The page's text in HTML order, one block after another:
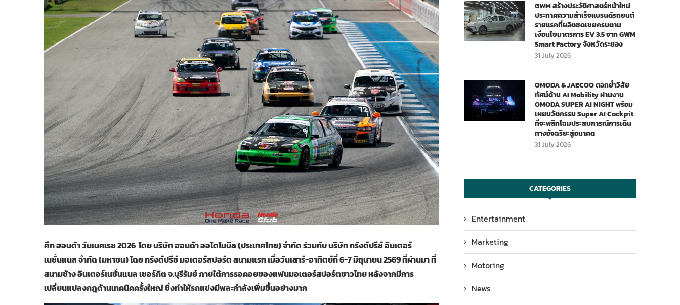
ศึก ฮอนด้า วันเมคเรซ 2026 โดย บริษัท ฮอนด้า ออโตโมบิล (ประเทศไทย) จำกัด ร่วมกับ บริษัท กรังด์ปรีซ์ อินเตอร์
เนชั่นแนล จำกัด (มหาชน) โดย กรังด์ปรีซ์ มอเตอร์สปอร์ต สนามแรก เมื่อวันเสาร์-อาทิตย์ที่ 6-7 มิถุนายน 2569 ที่ผ่านมา ที่
สนามช้าง อินเตอร์เนชั่นแนล เซอร์กิต จ.บุรีรัมย์ ภายใต้การรอคอยของแฟนมอเตอร์สปอร์ตชาวไทย หลังจากมีการ
เปลี่ยนแปลงกฎด้านเทคนิคครั้งใหญ่ ซึ่งทำให้รถแข่งมีพละกำลังเพิ่มขึ้นอย่างมาก
GWM สร้างประวัติศาสตร์หน้าใหม่
ประกาศความสำเร็จแบรนด์รถยนต์
รายแรกที่ผลิตชดเชยครบตาม
เงื่อนไขมาตรการ EV 3.5 จาก GWM
Smart Factory จังหวัดระยอง
31 July 2026
OMODA & JAECOO ตอกย้ำวิสัย
ทัศน์ด้าน AI Mobility ผ่านงาน
OMODA SUPER AI NIGHT พร้อม
เผยนวัตกรรม Super AI Cockpit
ที่จะพลิกโฉมประสบการณ์การเดิน
ทางอัจฉริยะสู่อนาคต
31 July 2026
CATEGORIES
Entertainment
Marketing
Motoring
News